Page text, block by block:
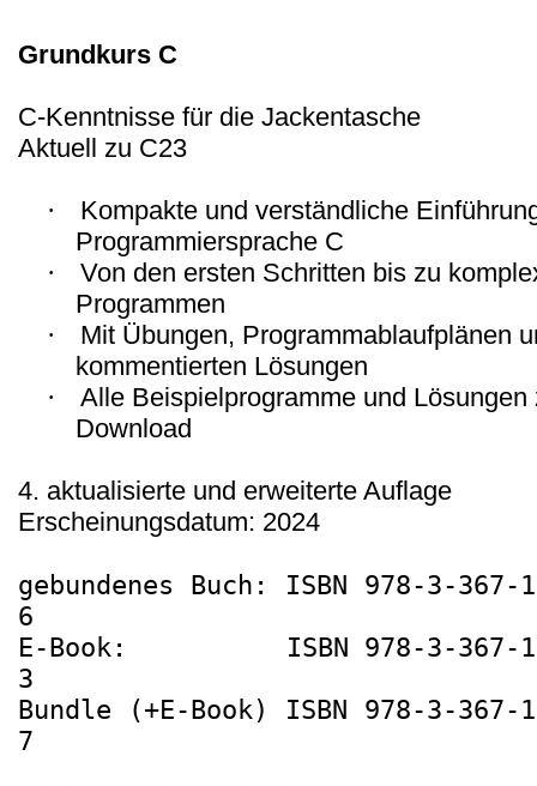
Grundkurs C
C-Kenntnisse für die Jackentasche
Aktuell zu C23
·
Kompakte und verständliche
Programmiersprache C
·
Von den ersten Schritten bis zu
Programmen
·
Mit Übungen, Programmablaufplänen
kommentierten Lösungen
·
Alle Beispielprogramme und Lösungen
Download
4. aktualisierte und erweiterte Auflage
Erscheinungsdatum: 2024
gebundenes Buch: ISBN 978-3-367-
6
E-Book:
ISBN 978-3-367-
3
Bundle (+E-Book) ISBN 978-3-367-
7